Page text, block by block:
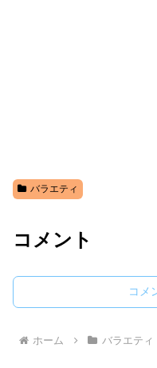
バラエティ
コメント
コメ
ホーム バラエティ